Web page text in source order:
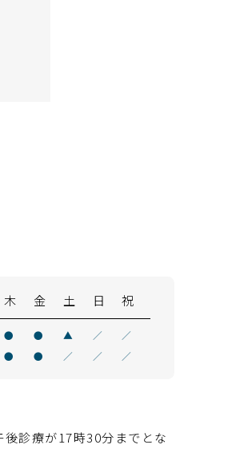
木 金 土 日
祝
● ● ▲ ／ ／
● ● ／ ／ ／
診療が17時30分までとな